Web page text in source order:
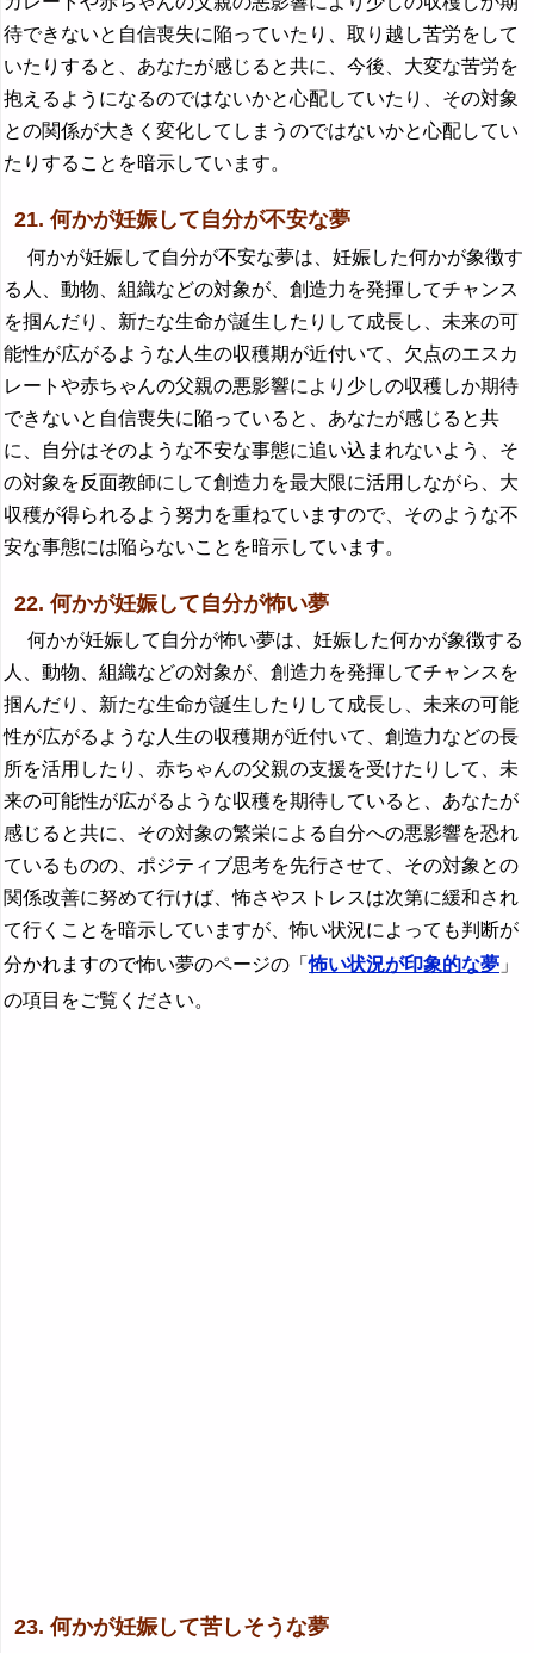
待できないと自信喪失に陥っていたり、取り越し苦労をして
いたりすると、あなたが感じると共に、今後、大変な苦労を
抱えるようになるのではないかと心配していたり、その対象
との関係が大きく変化してしまうのではないかと心配してい
たりすることを暗示しています。
21. 何かが妊娠して自分が不安な夢
何かが妊娠して自分が不安な夢は、妊娠した何かが象徴す
る人、動物、組織などの対象が、創造力を発揮してチャンス
を掴んだり、新たな生命が誕生したりして成長し、未来の可
能性が広がるような人生の収穫期が近付いて、欠点のエスカ
レートや赤ちゃんの父親の悪影響により少しの収穫しか期待
できないと自信喪失に陥っていると、あなたが感じると共
に、自分はそのような不安な事態に追い込まれないよう、そ
の対象を反面教師にして創造力を最大限に活用しながら、大
収穫が得られるよう努力を重ねていますので、そのような不
安な事態には陥らないことを暗示しています。
22. 何かが妊娠して自分が怖い夢
何かが妊娠して自分が怖い夢は、妊娠した何かが象徴する
人、動物、組織などの対象が、創造力を発揮してチャンスを
掴んだり、新たな生命が誕生したりして成長し、未来の可能
性が広がるような人生の収穫期が近付いて、創造力などの長
所を活用したり、赤ちゃんの父親の支援を受けたりして、未
来の可能性が広がるような収穫を期待していると、あなたが
感じると共に、その対象の繁栄による自分への悪影響を恐れ
ているものの、ポジティブ思考を先行させて、その対象との
関係改善に努めて行けば、怖さやストレスは次第に緩和され
て行くことを暗示していますが、怖い状況によっても判断が
分かれますので怖い夢のページの「怖い状況が印象的な夢 」
の項目をご覧ください。
23. 何かが妊娠して苦しそうな夢